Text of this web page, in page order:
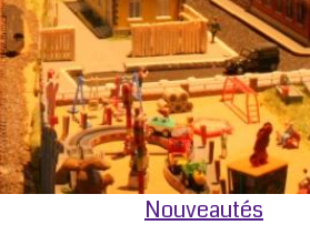
Nouveautés